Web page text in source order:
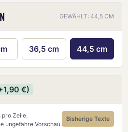
GEWÄHLT: 44,5 CM
36,5 cm 44,5 cm
€)
pro Zeile.
ungefähre Vorschau.
Bisherige Texte